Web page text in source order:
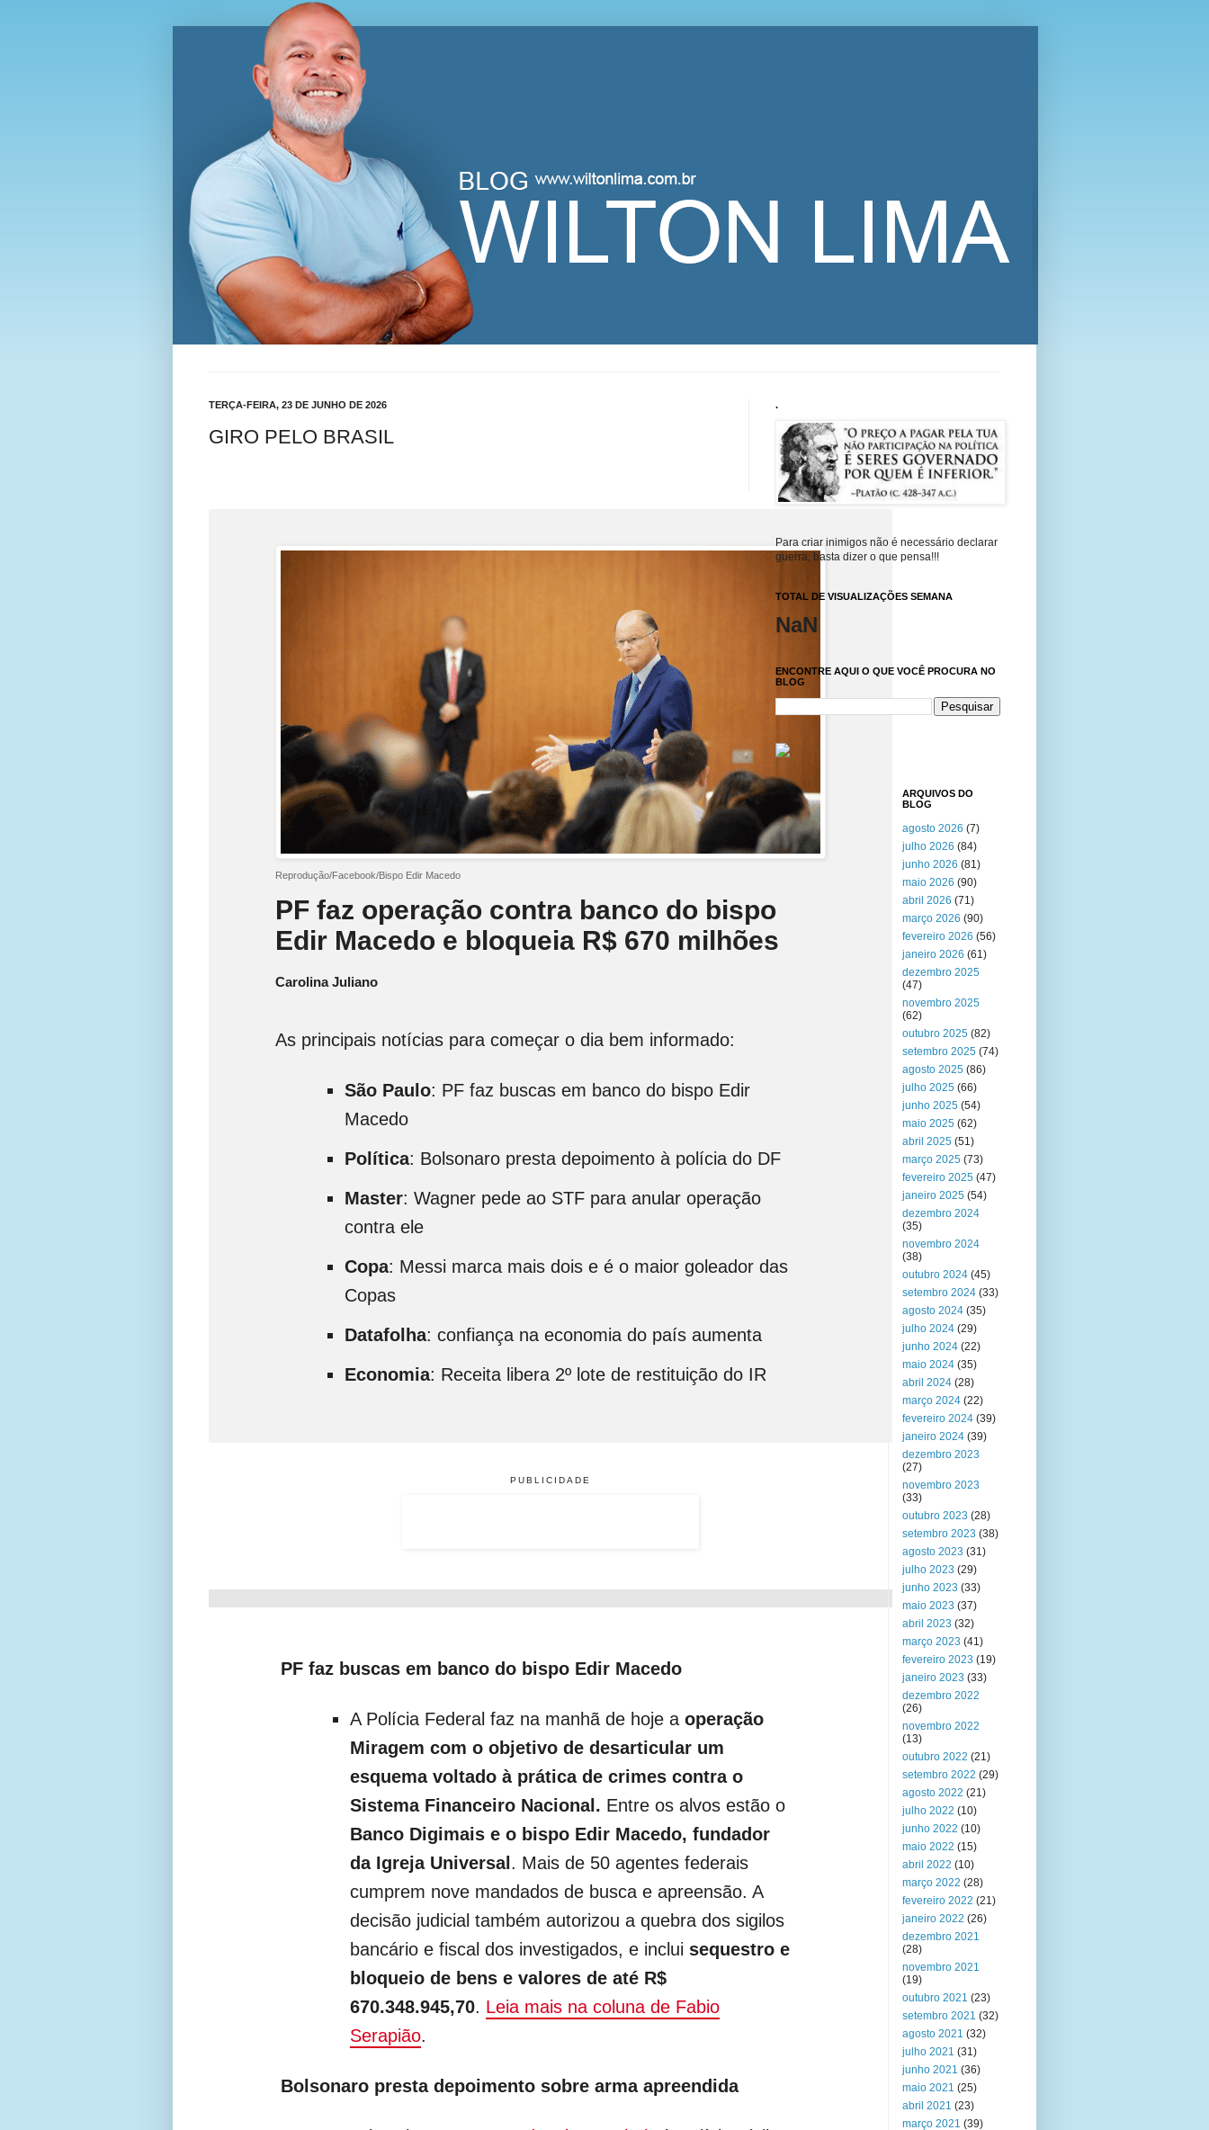
Blog Wilton Lima
TERÇA-FEIRA, 23 DE JUNHO DE 2026
GIRO PELO BRASIL
Reprodução/Facebook/Bispo Edir Macedo
PF faz operação contra banco do bispo
Edir Macedo e bloqueia R$ 670 milhões
Carolina Juliano
As principais notícias para começar o dia bem informado:
São Paulo: PF faz buscas em banco do bispo Edir
Macedo
Política: Bolsonaro presta depoimento à polícia do DF
Master: Wagner pede ao STF para anular operação
contra ele
Copa: Messi marca mais dois e é o maior goleador das
Copas
Datafolha: confiança na economia do país aumenta
Economia: Receita libera 2º lote de restituição do IR
PUBLICIDADE
PF faz buscas em banco do bispo Edir Macedo
A Polícia Federal faz na manhã de hoje a operação
Miragem com o objetivo de desarticular um
esquema voltado à prática de crimes contra o
Sistema Financeiro Nacional. Entre os alvos estão o
Banco Digimais e o bispo Edir Macedo, fundador
da Igreja Universal . Mais de 50 agentes federais
cumprem nove mandados de busca e apreensão. A
decisão judicial também autorizou a quebra dos sigilos
bancário e fiscal dos investigados, e inclui sequestro e
bloqueio de bens e valores de até R$
670.348.945,70. Leia mais na coluna de Fabio
Serapião.
Bolsonaro presta depoimento sobre arma apreendida
.
Para criar inimigos não é necessário declarar
guerra, basta dizer o que pensa!!!
TOTAL DE VISUALIZAÇÕES SEMANA
NaN
ENCONTRE AQUI O QUE VOCÊ PROCURA NO
BLOG
ARQUIVOS DO
BLOG
agosto 2026 (7)
julho 2026 (84)
junho 2026 (81)
maio 2026 (90)
abril 2026 (71)
março 2026 (90)
fevereiro 2026 (56)
janeiro 2026 (61)
dezembro 2025
(47)
novembro 2025
(62)
outubro 2025 (82)
setembro 2025 (74)
agosto 2025 (86)
julho 2025 (66)
junho 2025 (54)
maio 2025 (62)
abril 2025 (51)
março 2025 (73)
fevereiro 2025 (47)
janeiro 2025 (54)
dezembro 2024
(35)
novembro 2024
(38)
outubro 2024 (45)
setembro 2024 (33)
agosto 2024 (35)
julho 2024 (29)
junho 2024 (22)
maio 2024 (35)
abril 2024 (28)
março 2024 (22)
fevereiro 2024 (39)
janeiro 2024 (39)
dezembro 2023
(27)
novembro 2023
(33)
outubro 2023 (28)
setembro 2023 (38)
agosto 2023 (31)
julho 2023 (29)
junho 2023 (33)
maio 2023 (37)
abril 2023 (32)
março 2023 (41)
fevereiro 2023 (19)
janeiro 2023 (33)
dezembro 2022
(26)
novembro 2022
(13)
outubro 2022 (21)
setembro 2022 (29)
agosto 2022 (21)
julho 2022 (10)
junho 2022 (10)
maio 2022 (15)
abril 2022 (10)
março 2022 (28)
fevereiro 2022 (21)
janeiro 2022 (26)
dezembro 2021
(28)
novembro 2021
(19)
outubro 2021 (23)
setembro 2021 (32)
agosto 2021 (32)
julho 2021 (31)
junho 2021 (36)
maio 2021 (25)
abril 2021 (23)
março 2021 (39)